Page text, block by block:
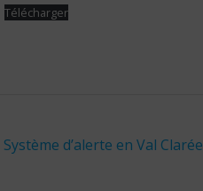
Télécharger
Article
Système d’alerte en Val Clarée